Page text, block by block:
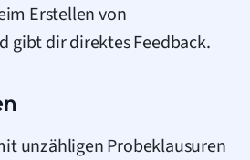
Erstellen von
gibt dir direktes Feedback.
unzähligen Probeklausuren